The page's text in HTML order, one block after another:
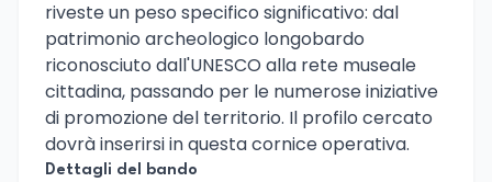
riveste un peso specifico significativo: dal
patrimonio archeologico longobardo
riconosciuto dall'UNESCO alla rete museale
cittadina, passando per le numerose iniziative
di promozione del territorio. Il profilo cercato
dovrà inserirsi in questa cornice operativa.
Dettagli del bando